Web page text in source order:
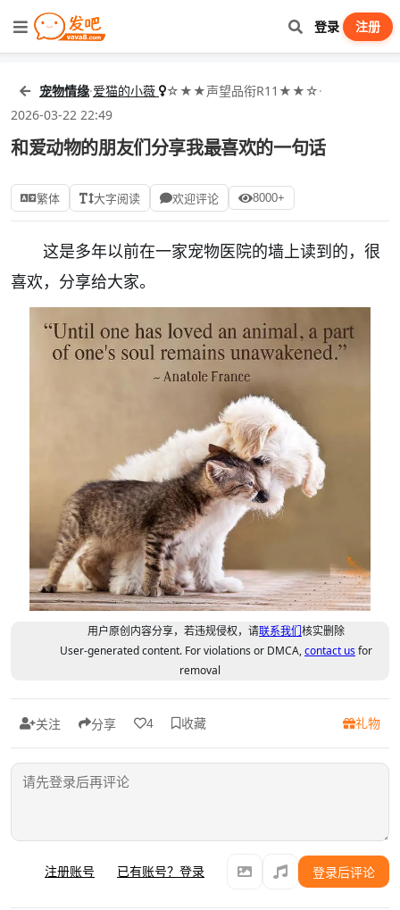
登录 注册
宠物情缘·爱猫的小薇 ☆★★声望品衔R11★★☆·
2026-03-22 22:49
和爱动物的朋友们分享我最喜欢的一句话
繁体 大字阅读 欢迎评论 8000+
这是多年以前在一家宠物医院的墙上读到的，很
喜欢，分享给大家。
用户原创内容分享，若违规侵权，请联系我们核实删除
User-generated content. For violations or DMCA,contact usfor
removal
关注 分享 4 收藏 礼物
注册账号 已有账号？登录 登录后评论